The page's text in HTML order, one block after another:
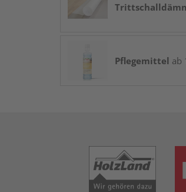
Pflegemittel ab